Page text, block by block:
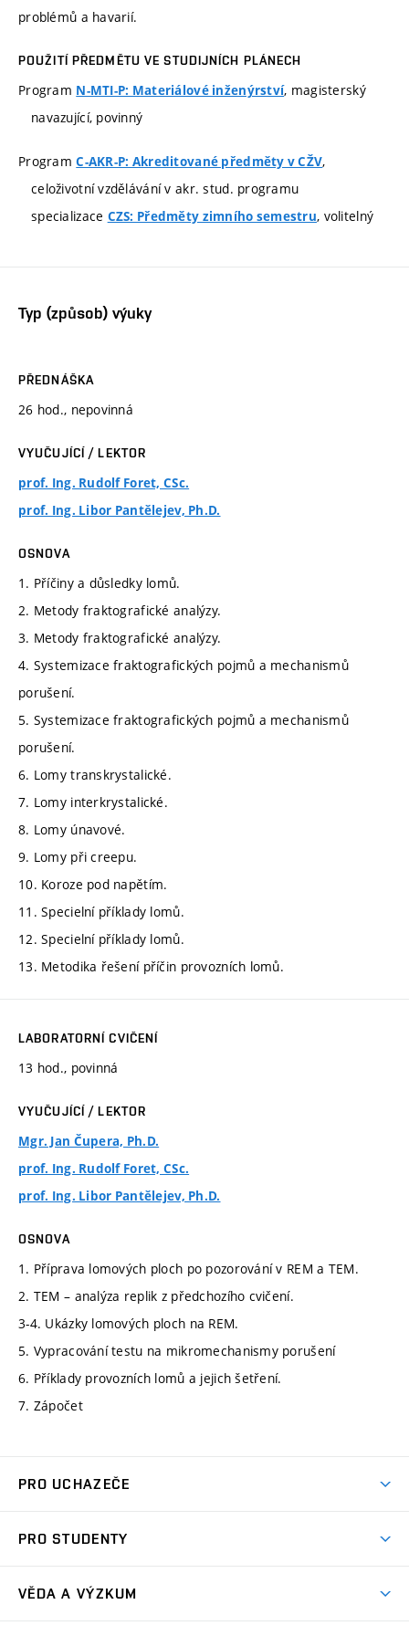
problémů a havarií.
POUŽITÍ PŘEDMĚTU VE STUDIJNÍCH PLÁNECH
Program N-MTI-P: Materiálové inženýrství, magisterský
navazující, povinný
ProgramC-AKR-P: Akreditované předměty v CŽV,
celoživotní vzdělávání v akr. stud. programu
specializace CZS: Předměty zimního semestru, volitelný
Typ (způsob) výuky
PŘEDNÁŠKA
26 hod., nepovinná
VYUČUJÍCÍ / LEKTOR
prof. Ing. Rudolf Foret, CSc.
prof. Ing. Libor Pantělejev, Ph.D.
OSNOVA
1. Příčiny a důsledky lomů.
2. Metody fraktografické analýzy.
3. Metody fraktografické analýzy.
4. Systemizace fraktografických pojmů a mechanismů
porušení.
5. Systemizace fraktografických pojmů a mechanismů
porušení.
6. Lomy transkrystalické.
7. Lomy interkrystalické.
8. Lomy únavové.
9. Lomy při creepu.
10. Koroze pod napětím.
11. Specielní příklady lomů.
12. Specielní příklady lomů.
13. Metodika řešení příčin provozních lomů.
LABORATORNÍ CVIČENÍ
13 hod., povinná
VYUČUJÍCÍ / LEKTOR
Mgr. Jan Čupera, Ph.D.
prof. Ing. Rudolf Foret, CSc.
prof. Ing. Libor Pantělejev, Ph.D.
OSNOVA
1. Příprava lomových ploch po pozorování v REM a TEM.
2. TEM – analýza replik z předchozího cvičení.
3-4. Ukázky lomových ploch na REM.
5. Vypracování testu na mikromechanismy porušení
6. Příklady provozních lomů a jejich šetření.
7. Zápočet
PRO UCHAZEČE
Ambasadoři studia
PRO STUDENTY
VĚDA A VÝZKUM